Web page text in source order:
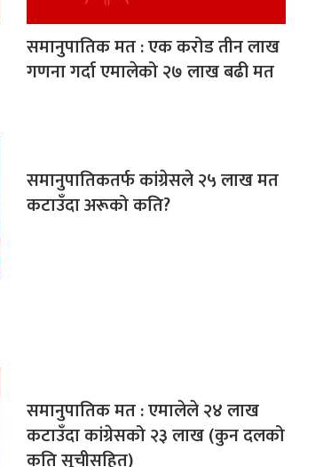
समानुपातिक मत : एक करोड तीन लाख
गणना गर्दा एमालेको २७ लाख बढी मत
समानुपातिकतर्फ कांग्रेसले २५ लाख मत
कटाउँदा अरूको कति?
समानुपातिक मत : एमालेले २४ लाख
कटाउँदा कांग्रेसको २३ लाख (कुन दलको
कति सूचीसहित)